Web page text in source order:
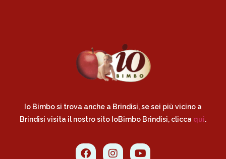
Io Bimbo si trova anche a Brindisi, se sei più vicino a
Brindisi visita il nostro sito IoBimbo Brindisi, clicca qui.